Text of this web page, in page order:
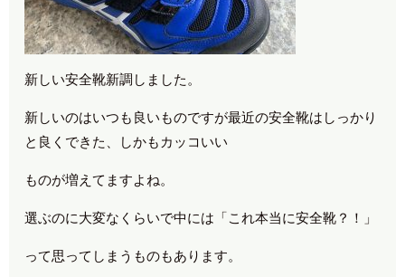
新しい安全靴新調しました。
新しいのはいつも良いものですが最近の安全靴はしっかり
と良くできた、しかもカッコいい
ものが増えてますよね。
選ぶのに大変なくらいで中には「これ本当に安全靴？！」
って思ってしまうものもあります。